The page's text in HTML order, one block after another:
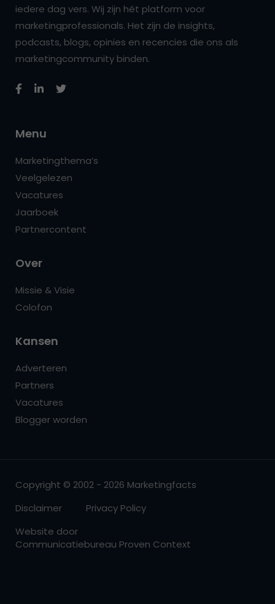
iedere dag vers. Wij zijn hét platform voor
marketingprofessionals. Het zijn de insights,
podcasts, blogs, opinies en recencies die ons als
marketingcommunity binden.
Menu
Marketingthema’s
Veelgelezen
Vacatures
Jaarboek
Partnercontent
Over
Missie & Visie
Colofon
Kansen
Adverteren
Partners
Vacatures
Blogger worden
Copyright © 2002 - 2026 Marketingfacts
Disclaimer
Privacy Policy
Website door
Communicatiebureau Proven Context